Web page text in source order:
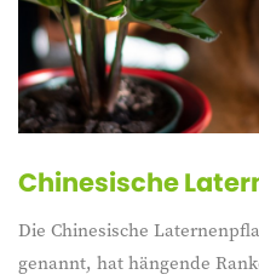
Chinesische
Die Chinesische
genannt, hat hängende